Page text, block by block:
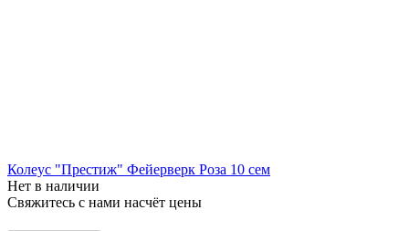
Колеус "Престиж" Фейерверк Роза 10 сем
Нет в наличии
Свяжитесь с нами насчёт цены